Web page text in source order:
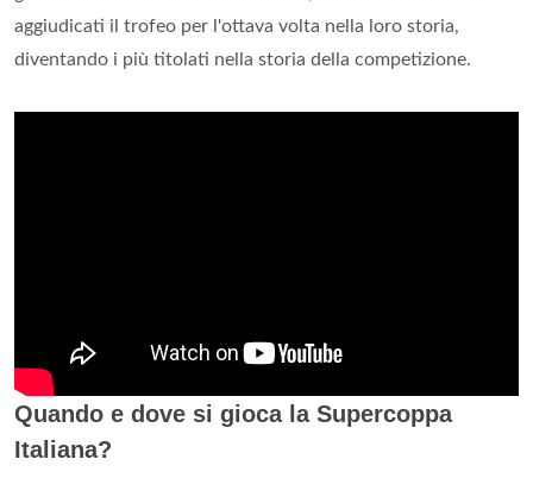
aggiudicati il trofeo per l'ottava volta nella loro storia,
diventando i più titolati nella storia della competizione.
Quando e dove si gioca la Supercoppa
Italiana?